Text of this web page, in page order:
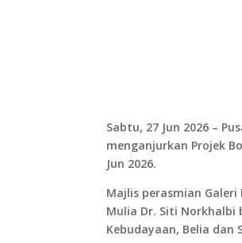
Sabtu, 27 Jun 2026 –
menganjurkan Projek
Jun 2026.
Majlis perasmian Galeri
Mulia Dr. Siti Norkhalbi
Kebudayaan, Belia dan